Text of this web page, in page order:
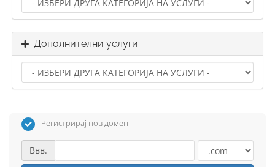
Дополнителни услуги
Регистрирај нов домен
Ввв.